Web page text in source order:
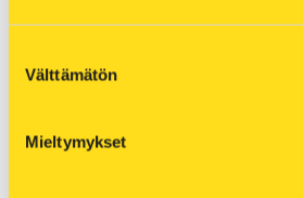
valinta
Välttämätön
Mieltymykset
nykytilasta, tulevaisuuden
toimenpiteistä, joiden avulla
Voit kommentoida